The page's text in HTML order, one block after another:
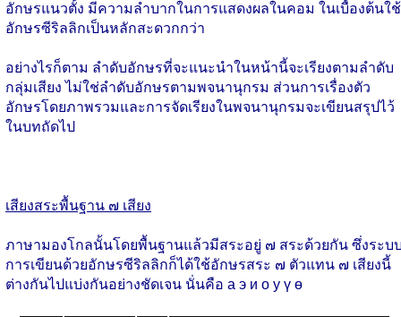
อักษรแนวตั้ง มีความลำบากในการแสดงผลในคอม ในเบื้องต้นใช้
อักษรซีริลลิกเป็นหลักสะดวกกว่า
อย่างไรก็ตาม ลำดับอักษรที่จะแนะนำในหน้านี้จะเรียงตามลำดับ
กลุ่มเสียง ไม่ใช่ลำดับอักษรตามพจนานุกรม ส่วนการเรื่องตัว
อักษรโดยภาพรวมและการจัดเรียงในพจนานุกรมจะเขียนสรุปไว้
ในบทถัดไป
เสียงสระพื้นฐาน ๗ เสียง
ภาษามองโกลนั้นโดยพื้นฐานแล้วมีสระอยู่ ๗ สระด้วยกัน ซึ่งระบ
การเขียนด้วยอักษรซีริลลิกก็ได้ใช้อักษรสระ ๗ ตัวแทน ๗ เสียงนี้
ต่างกันไปแบ่งกันอย่างชัดเจน นั่นคือ а э и о у ү ө